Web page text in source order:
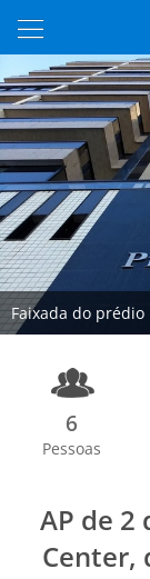
Faixada do prédio
6
Pessoas
AP de
Center,